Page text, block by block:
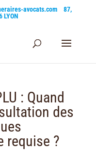
avocats.com
87,
LYON
: Quand
des
requise ?